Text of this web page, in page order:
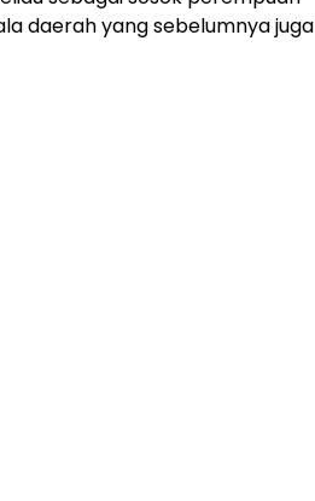
daerah yang sebelumnya juga